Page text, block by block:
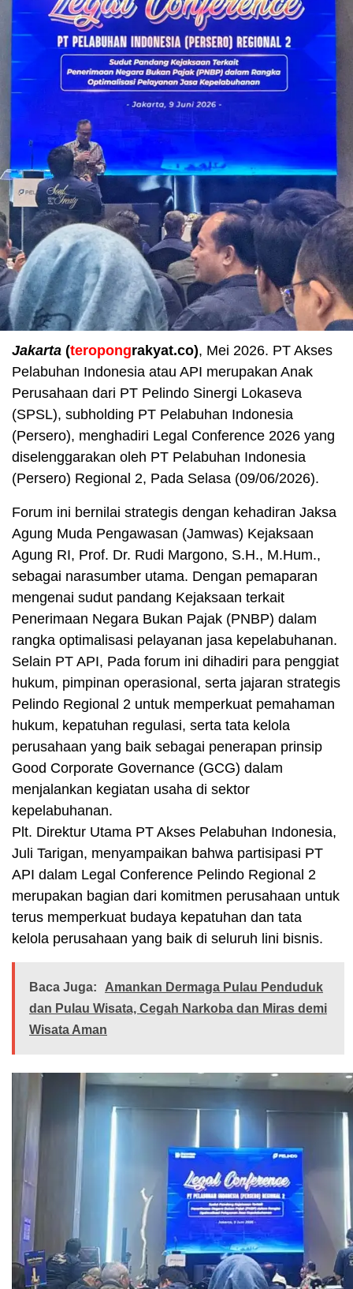
Jakarta (teropongrakyat.co), Mei 2026. PT Akses
Pelabuhan Indonesia atau API merupakan Anak
Perusahaan dari PT Pelindo Sinergi Lokaseva
(SPSL), subholding PT Pelabuhan Indonesia
(Persero), menghadiri Legal Conference 2026 yang
diselenggarakan oleh PT Pelabuhan Indonesia
(Persero) Regional 2, Pada Selasa (09/06/2026).
Forum ini bernilai strategis dengan kehadiran Jaksa
Agung Muda Pengawasan (Jamwas) Kejaksaan
Agung RI, Prof. Dr. Rudi Margono, S.H., M.Hum.,
sebagai narasumber utama. Dengan pemaparan
mengenai sudut pandang Kejaksaan terkait
Penerimaan Negara Bukan Pajak (PNBP) dalam
rangka optimalisasi pelayanan jasa kepelabuhanan.
Selain PT API, Pada forum ini dihadiri para penggiat
hukum, pimpinan operasional, serta jajaran strategis
Pelindo Regional 2 untuk memperkuat pemahaman
hukum, kepatuhan regulasi, serta tata kelola
perusahaan yang baik sebagai penerapan prinsip
Good Corporate Governance (GCG) dalam
menjalankan kegiatan usaha di sektor
kepelabuhanan.
Plt. Direktur Utama PT Akses Pelabuhan Indonesia,
Juli Tarigan, menyampaikan bahwa partisipasi PT
API dalam Legal Conference Pelindo Regional 2
merupakan bagian dari komitmen perusahaan untuk
terus memperkuat budaya kepatuhan dan tata
kelola perusahaan yang baik di seluruh lini bisnis.
Baca Juga:
Amankan Dermaga Pulau Penduduk
dan Pulau Wisata, Cegah Narkoba dan Miras demi
Wisata Aman